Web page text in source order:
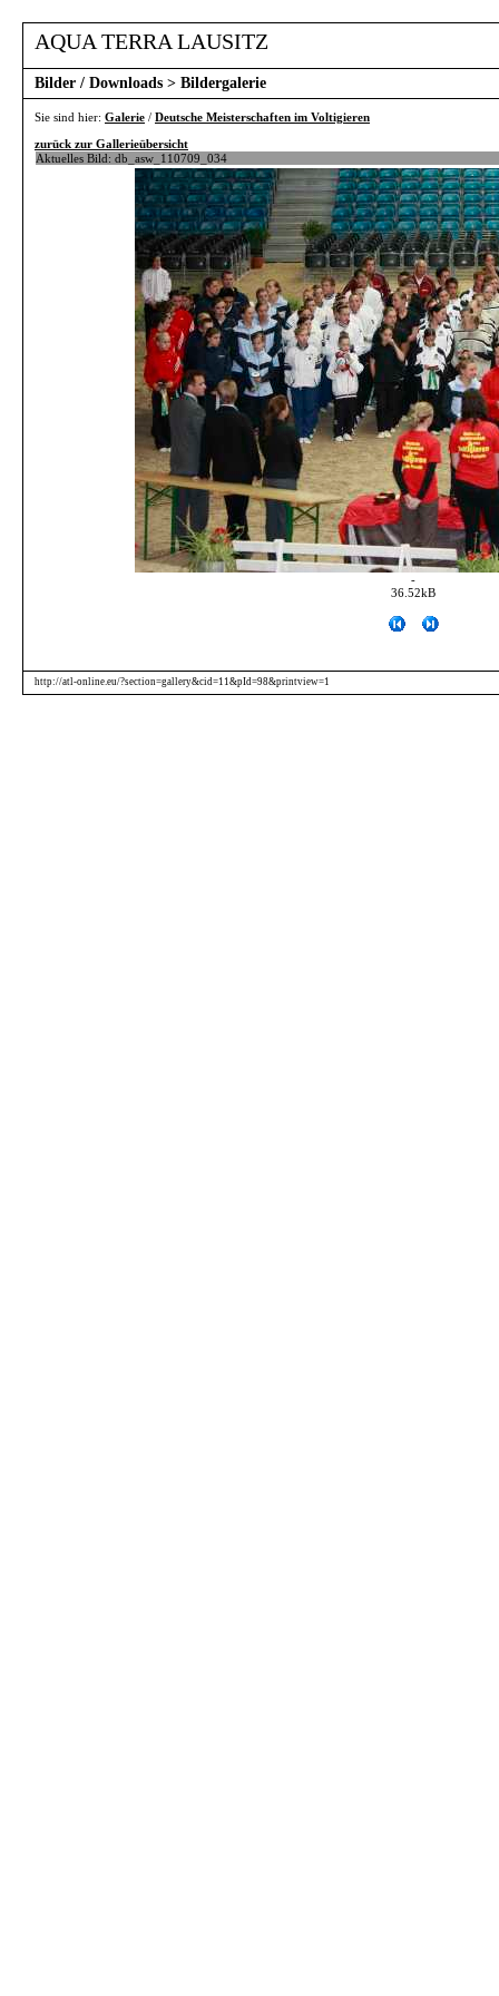
AQUA TERRA LAUSITZ
Bilder / Downloads > Bildergalerie
Sie sind hier: Galerie / Deutsche Meisterschaften im Voltigieren
zurück zur Gallerieübersicht
Aktuelles Bild: db_asw_110709_034
-
36.52kB
http://atl-online.eu/?section=gallery&cid=11&pId=98&printview=1